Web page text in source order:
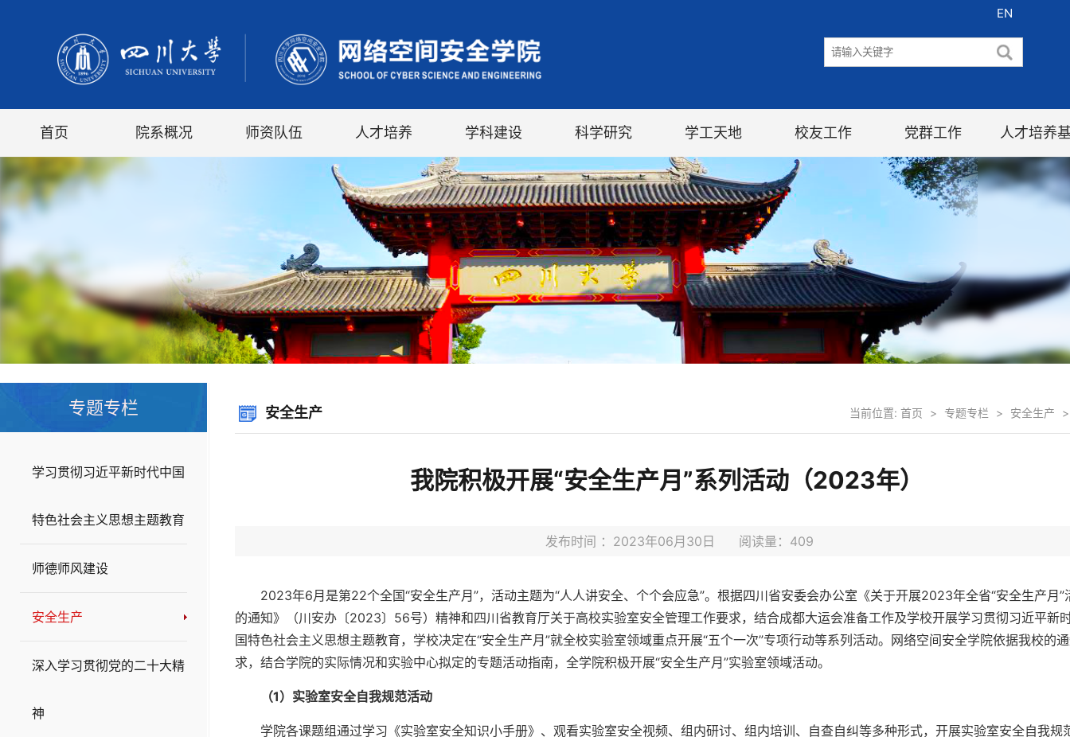
EN
首页 院系概况 师资队伍 人才培养 学科建设 科学研究 学工天地 校友工作 党群工作 人才培养
专题专栏
学习贯彻习近平新时代中国
特色社会主义思想主题教育
师德师风建设
安全生产
深入学习贯彻党的二十大精
神
安全生产 当前位置: 首页 > 专题专栏 > 安全生产 >
我院积极开展“安全生产月”系列活动（2023年）
发布时间 ：2023年06月30日 阅读量： 409
2023年6月是第22个全国“安全生产月”，活动主题为“人人讲安全、个个会应急”。根据四川省安委会办公室《关于开展2023年全省“安全生产月”
的通知》（川安办〔2023〕56号）精神和四川省教育厅关于高校实验室安全管理工作要求，结合成都大运会准备工作及学校开展学习贯彻习近平新
国特色社会主义思想主题教育，学校决定在“安全生产月”就全校实验室领域重点开展“五个一次”专项行动等系列活动。网络空间安全学院依据我校的
求，结合学院的实际情况和实验中心拟定的专题活动指南，全学院积极开展“安全生产月”实验室领域活动。
（1）实验室安全自我规范活动
学院各课题组通过学习《实验室安全知识小手册》、观看实验室安全视频、组内研讨、组内培训、自查自纠等多种形式，开展实验室安全自我规